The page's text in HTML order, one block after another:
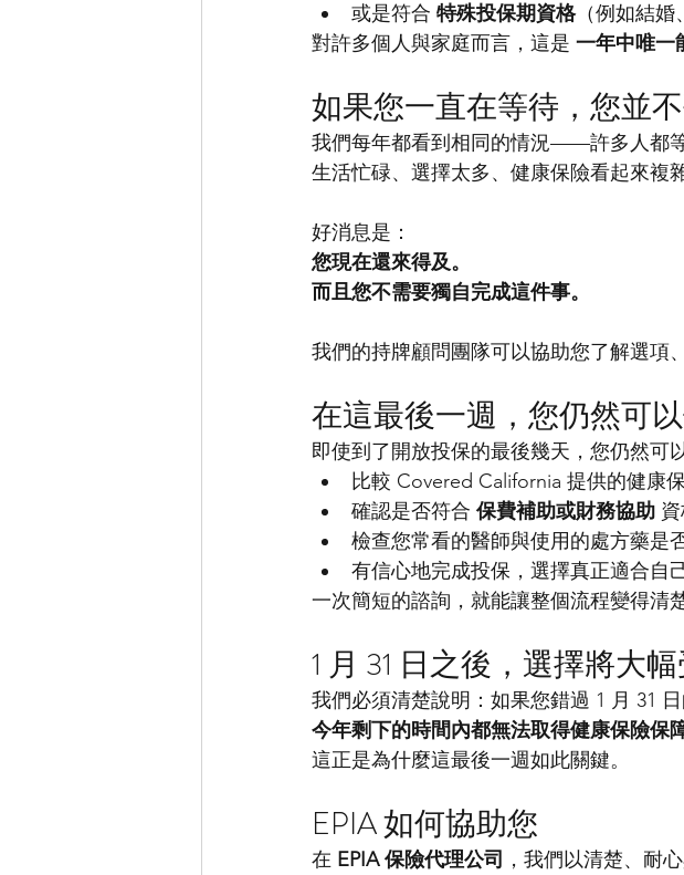
或是符合 特殊投保期資格（例如結婚
對許多個人與家庭而言，這是 一年中唯一
如果您一直在等待，您並
我們每年都看到相同的情況——許多人都
生活忙碌、選擇太多、健康保險看起來複
好消息是：
您現在還來得及。
而且您不需要獨自完成這件事。
我們的持牌顧問團隊可以協助您了解選項
在這最後一週，您仍然可
即使到了開放投保的最後幾天，您仍然可
比較 Covered California 提供的健康
確認是否符合 保費補助或財務協助
檢查您常看的醫師與使用的處方藥是
有信心地完成投保，選擇真正適合自
一次簡短的諮詢，就能讓整個流程變得清
1 月 31 日之後，選擇將大
我們必須清楚說明：如果您錯過 1 月 31
今年剩下的時間內都無法取得健康保險保
這正是為什麼這最後一週如此關鍵。
EPIA 如何協助您
在 EPIA 保險代理公司 ，我們以清楚、耐